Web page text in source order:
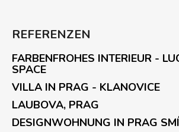
REFERENZEN
FARBENFROHES INTERIEUR -
SPACE
VILLA IN PRAG - KLANOVICE
LAUBOVA, PRAG
DESIGNWOHNUNG IN PRAG